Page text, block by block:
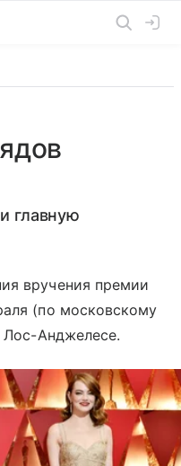
главную
вручения премии
(по московскому
Анджелесе.